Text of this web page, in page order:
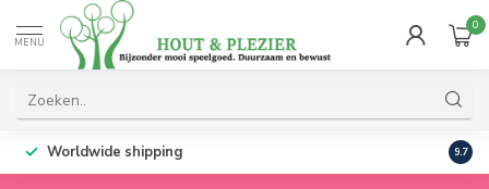
MENU
0
Worldwide shipping 9.7